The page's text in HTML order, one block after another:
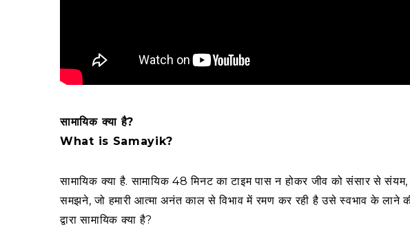
सामायिक क्या है?
What is Samayik?
सामायिक क्या है. सामायिक 48 मिनट का टाइम पास न होकर जीव को संसार से
समझने, जो हमारी आत्मा अनंत काल से विभाव में रमण कर रही है उसे स्वभाव के लाने
द्वारा सामायिक क्या है?